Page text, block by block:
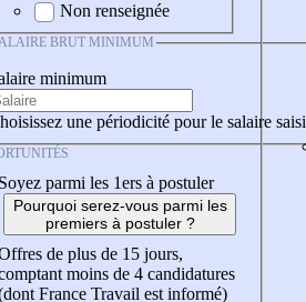
Non renseignée
BRUT MINIMUM
minimum
une périodicité pour le salaire saisi
Soyez parmi les 1ers à postuler
Pourquoi serez-vous parmi les
premiers à postuler ?
de plus de 15 jours,
moins de 4 candidatures
France Travail est informé)